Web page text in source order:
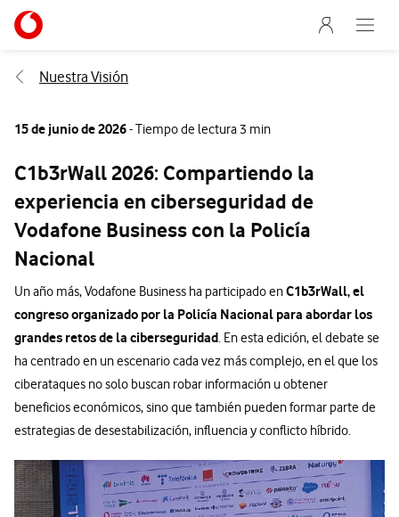
Ir a la pagina principal de vodafone.es
Menu
Abre
Nuestra Visión
15 de junio de 2026- Tiempo de lectura 3 min
C1b3rWall 2026: Compartiendo la
experiencia en ciberseguridad de
Vodafone Business con la Policía
Nacional
Un año más, Vodafone Business ha participado enC1b3rWall, el
congreso organizado por la Policía Nacional para abordar los
grandes retos de la ciberseguridad. En esta edición, el debate se
ha centrado en un escenario cada vez más complejo, en el que los
ciberataques no solo buscan robar información u obtener
beneficios económicos, sino que también pueden formar parte de
estrategias de desestabilización, influencia y conflicto híbrido.